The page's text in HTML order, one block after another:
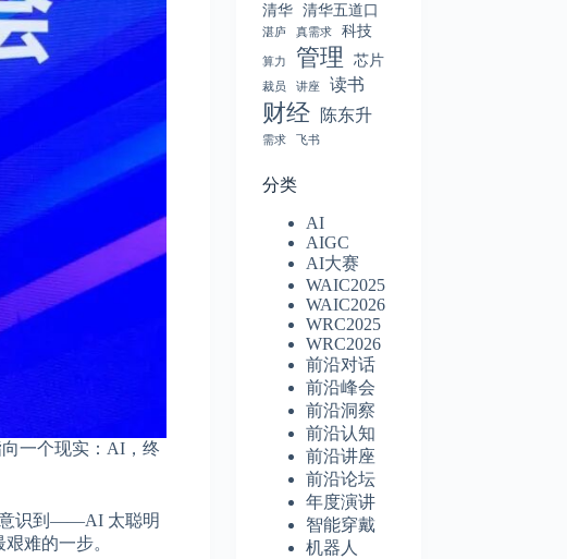
一个现实：AI，终
意识到——AI 太聪明
难的一步。
清华
清华五道口
湛庐 真需求 科技
算力 管理 芯片
裁员 讲座 读书
财经 陈东升
需求 飞书
分类
AI
AIGC
AI大赛
WAIC2025
WAIC2026
WRC2025
WRC2026
前沿对话
前沿峰会
前沿洞察
前沿认知
前沿讲座
前沿论坛
年度演讲
智能穿戴
机器人